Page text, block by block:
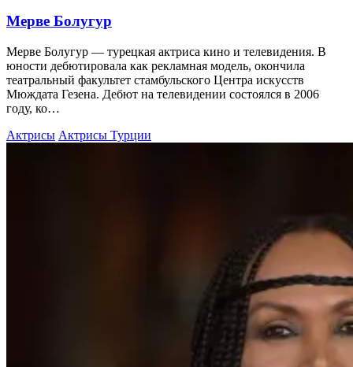
Мерве Болугур
Мерве Болугур — турецкая актриса кино и телевидения. В
юности дебютировала как рекламная модель, окончила
театральный факультет стамбульского Центра искусств
Мюждата Гезена. Дебют на телевидении состоялся в 2006
году, ко…
Актрисы Актрисы Турции